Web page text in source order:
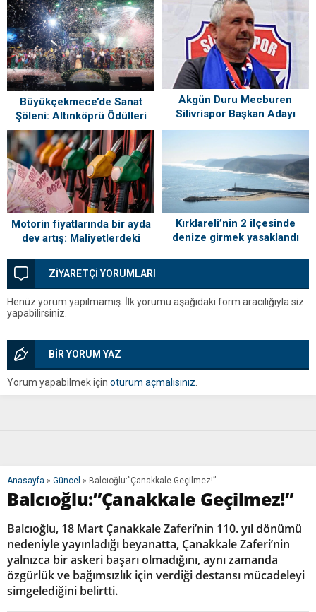
Büyükçekmece’de Sanat
Şöleni: Altınköprü Ödülleri
Sahiplerini Buldu!
Akgün Duru Mecburen
Silivrispor Başkan Adayı
Motorin fiyatlarında bir ayda
dev artış: Maliyetlerdeki
Kırklareli’nin 2 ilçesinde
denize girmek yasaklandı
ZİYARETÇİ YORUMLARI
Henüz yorum yapılmamış. İlk yorumu aşağıdaki form aracılığıyla siz
yapabilirsiniz.
BİR YORUM YAZ
Yorum yapabilmek için oturum açmalısınız
Anasayfa » Güncel » Balcıoğlu:”Çanakkale Geçilmez!”
Balcıoğlu:”Çanakkale Geçilmez!”
Balcıoğlu, 18 Mart Çanakkale Zaferi’nin 110. yıl dönümü
nedeniyle yayınladığı beyanatta, Çanakkale Zaferi’nin
yalnızca bir askeri başarı olmadığını, aynı zamanda
özgürlük ve bağımsızlık için verdiği destansı mücadeleyi
simgelediğini belirtti.